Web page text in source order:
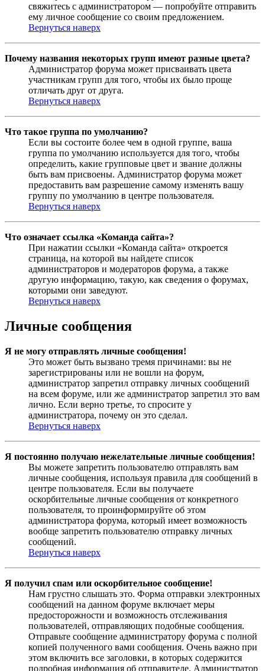
свяжитесь с администратором — попробуйте отправить
ему личное сообщение со своим предложением.
Вернуться наверх
Почему названия некоторых групп имеют разные цвета?
Администратор форума может присваивать цвета
участникам групп для того, чтобы их было проще
отличать друг от друга.
Вернуться наверх
Что такое группа по умолчанию?
Если вы состоите более чем в одной группе, ваша
группа по умолчанию используется для того, чтобы
определить, какие групповые цвет и звание должны
быть вам присвоены. Администратор форума может
предоставить вам разрешение самому изменять вашу
группу по умолчанию в центре пользователя.
Вернуться наверх
Что означает ссылка «Команда сайта»?
При нажатии ссылки «Команда сайта» откроется
страница, на которой вы найдете список
администраторов и модераторов форума, а также
другую информацию, такую, как сведения о форумах,
которыми они заведуют.
Вернуться наверх
Личные сообщения
Я не могу отправлять личные сообщения!
Это может быть вызвано тремя причинами: вы не
зарегистрированы или не вошли на форум,
администратор запретил отправку личных сообщений
на всем форуме, или же администратор запретил это вам
лично. Если верно третье, то спросите у
администратора, почему он это сделал.
Вернуться наверх
Я постоянно получаю нежелательные личные сообщения!
Вы можете запретить пользователю отправлять вам
личные сообщения, используя правила для сообщений в
центре пользователя. Если вы получаете
оскорбительные личные сообщения от конкретного
пользователя, то проинформируйте об этом
администратора форума, который имеет возможность
вообще запретить пользователю отправку личных
сообщений.
Вернуться наверх
Я получил спам или оскорбительное сообщение!
Нам грустно слышать это. Форма отправки электронных
сообщений на данном форуме включает меры
предосторожности и возможность отслеживания
пользователей, отправляющих подобные сообщения.
Отправьте сообщение администратору форума с полной
копией полученного вами сообщения. Очень важно при
этом включить все заголовки, в которых содержится
подробная информация об отправителе. Администратор